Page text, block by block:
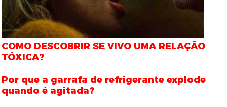
COMO DESCOBRIR SE VIVO UMA RELAÇÃO
TÓXICA?
Por que a garrafa de refrigerante explode
quando é agitada?